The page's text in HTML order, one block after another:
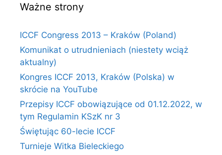
Ważne strony
ICCF Congress 2013 – Kraków (Poland)
Komunikat o utrudnieniach (niestety wciąż
aktualny)
Kongres ICCF 2013, Kraków (Polska) w
skrócie na YouTube
Przepisy ICCF obowiązujące od 01.12.2022, w
tym Regulamin KSzK nr 3
Świętując 60-lecie ICCF
Turnieje Witka Bieleckiego